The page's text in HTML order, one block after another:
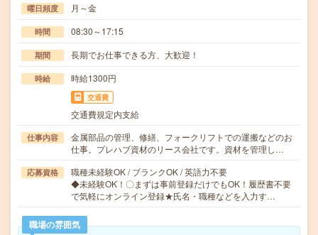
曜日頻度 月～金
時間 08:30～17:15
期間 長期でお仕事できる方、大歓迎！
時給 時給1300円
交通費
交通費規定内支給
仕事内容
金属部品の管理、修繕、フォークリフトでの運搬などのお
仕事。プレハブ資材のリース会社です。資材を管理し…
応募資格
職種未経験OK / ブランクOK / 英語力不要
◆未経験OK！〇まずは事前登録だけでもOK！履歴書不要
で気軽にオンライン登録★氏名・職種などを入力す…
職場の雰囲気